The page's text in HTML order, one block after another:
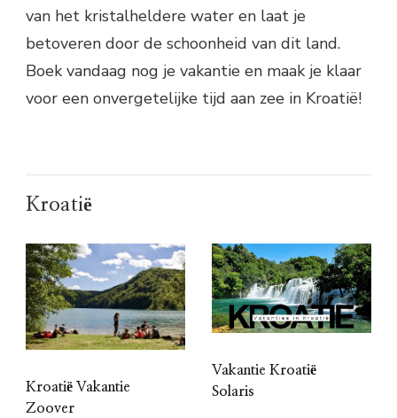
van het kristalheldere water en laat je
betoveren door de schoonheid van dit land.
Boek vandaag nog je vakantie en maak je klaar
voor een onvergetelijke tijd aan zee in Kroatië!
Kroatië
Kroatië Vakantie
Zoover
Vakantie Kroatië
Solaris